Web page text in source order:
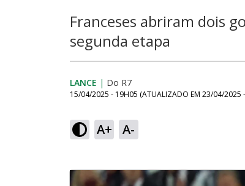
Franceses abriram dois
segunda etapa
LANCE | Do R7
15/04/2025 - 19H05 (ATUALIZADO EM 23/04/2025
A+ A-